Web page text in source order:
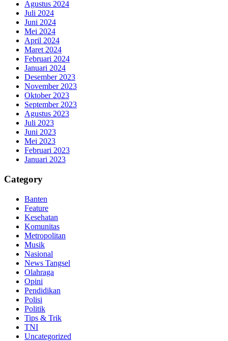
Agustus 2024
Juli 2024
Juni 2024
Mei 2024
April 2024
Maret 2024
Februari 2024
Januari 2024
Desember 2023
November 2023
Oktober 2023
September 2023
Agustus 2023
Juli 2023
Juni 2023
Mei 2023
Februari 2023
Januari 2023
Category
Banten
Feature
Kesehatan
Komunitas
Metropolitan
Musik
Nasional
News Tangsel
Olahraga
Opini
Pendidikan
Polisi
Politik
Tips & Trik
TNI
Uncategorized